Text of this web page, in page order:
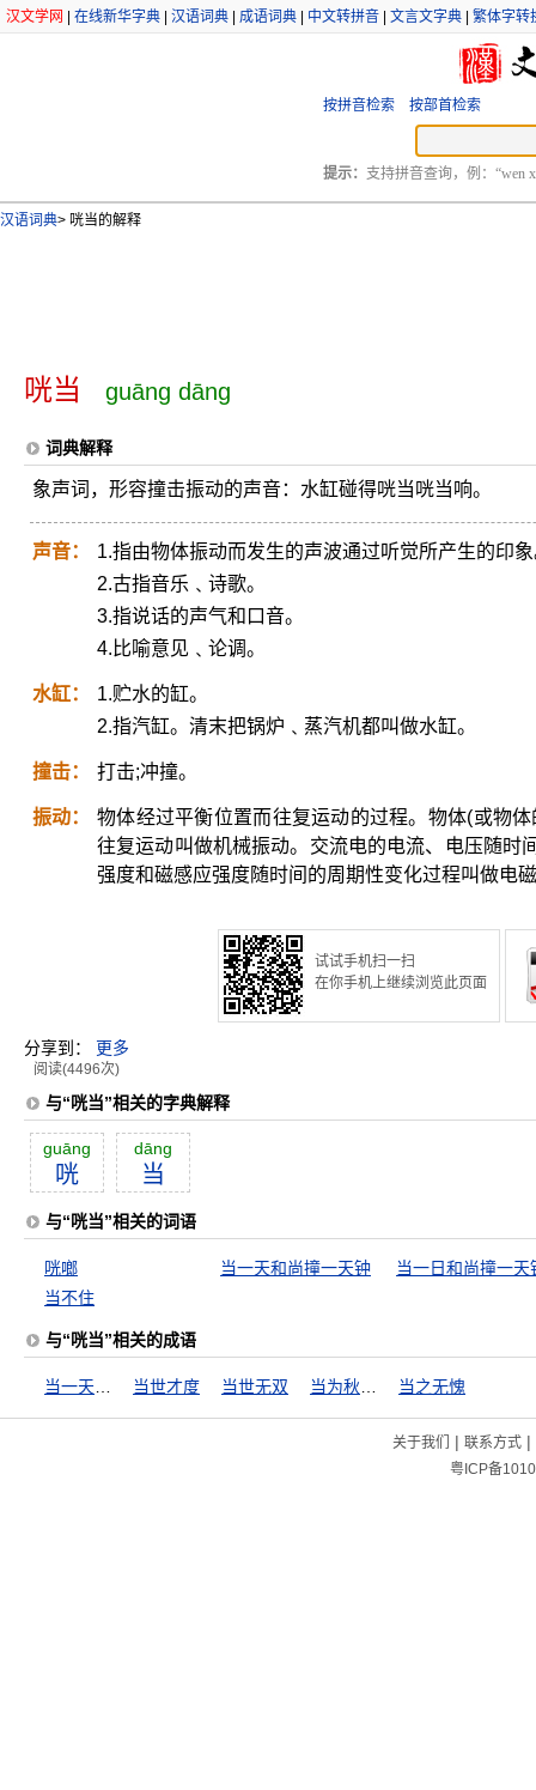
汉文学网 在线新华字典 汉语词典 成语词典 中文转拼音 文言文字典 繁体字转
按拼音检索 按部首检索
提示： 支持拼音查询，例：“wen
汉语词典> 咣当的解释
咣当 guāng dāng
词典解释
象声词，形容撞击振动的声音：水缸碰得咣当咣当响。
声音：
1.指由物体振动而发生的声波通过听觉所产生的印
2.古指音乐﹑诗歌。
3.指说话的声气和口音。
4.比喻意见﹑论调。
水缸：
1.贮水的缸。
2.指汽缸。清末把锅炉﹑蒸汽机都叫做水缸。
撞击： 打击;冲撞。
振动：
物体经过平衡位置而往复运动的过程。物体(或物
往复运动叫做机械振动。交流电的电流、电压随时
强度和磁感应强度随时间的周期性变化过程叫做电
试试手机扫一扫
在你手机上继续浏览此页面
分享到： 更多
阅读(4496次)
与“咣当”相关的字典解释
guāng
咣
dāng
当
与“咣当”相关的词语
咣啷 当一天和尚撞一天钟
当一日和尚撞一天
当不住
与“咣当”相关的成语
当世才度 当世无双 当之无愧
关于我们 | 联系方式|
粤ICP备